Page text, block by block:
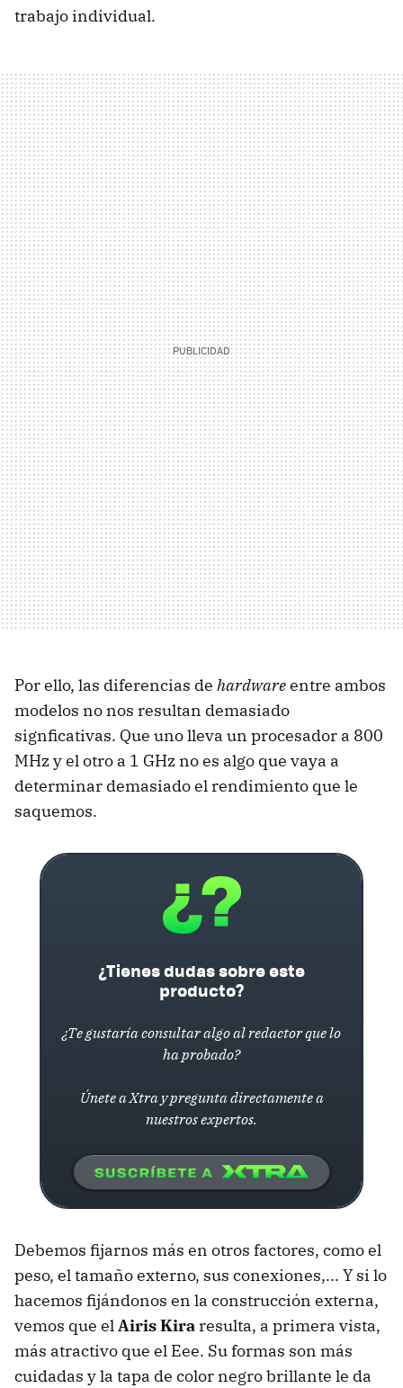
trabajo individual.
Por ello, las diferencias de hardwareentre ambos
modelos no nos resultan demasiado
signficativas. Que uno lleva un procesador a 800
MHz y el otro a 1 GHz no es algo que vaya a
determinar demasiado el rendimiento que le
saquemos.
¿Tienes dudas sobre este
producto?
¿Te gustaría consultar algo al redactor que lo
ha probado?
Únete a Xtra y pregunta directamente a
nuestros expertos.
Debemos fijarnos más en otros factores, como el
peso, el tamaño externo, sus conexiones,... Y si lo
hacemos fijándonos en la construcción externa,
vemos que elAiris Kira resulta, a primera vista,
más atractivo que el Eee. Su formas son más
cuidadas y la tapa de color negro brillante le da